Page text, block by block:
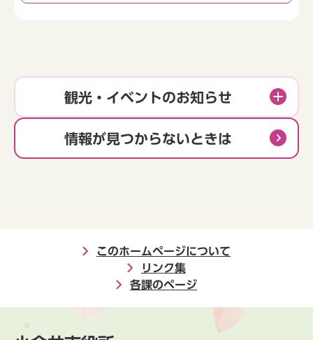
観光・イベントのお知らせ
情報が見つからないときは
このホームページについて
リンク集
各課のページ